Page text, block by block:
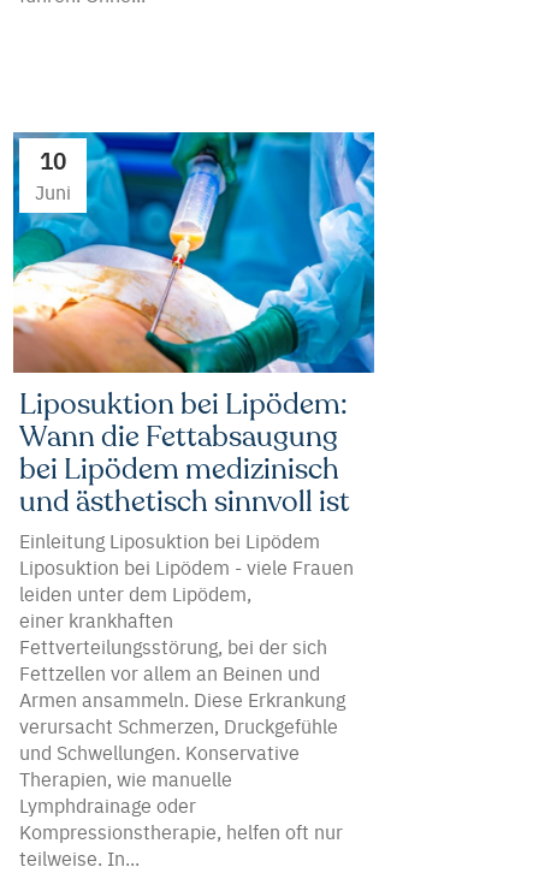
10
Juni
Liposuktion bei Lipödem:
Wann die Fettabsaugung
bei Lipödem medizinisch
und ästhetisch sinnvoll ist
Einleitung Liposuktion bei Lipödem
Liposuktion bei Lipödem - viele Frauen
leiden unter dem Lipödem,
einer krankhaften
Fettverteilungsstörung, bei der sich
Fettzellen vor allem an Beinen und
Armen ansammeln. Diese Erkrankung
verursacht Schmerzen, Druckgefühle
und Schwellungen. Konservative
Therapien, wie manuelle
Lymphdrainage oder
Kompressionstherapie, helfen oft nur
teilweise. In...